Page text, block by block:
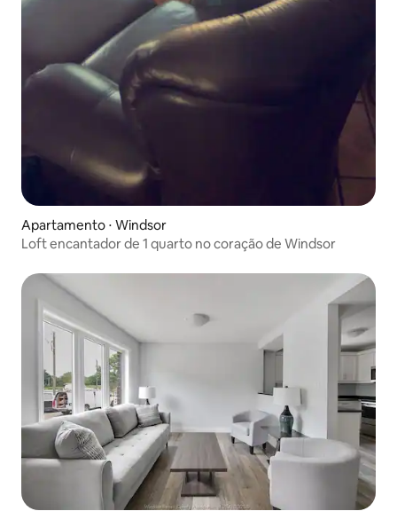
Apartamento ⋅ Windsor
Loft encantador de 1 quarto no coração de Windsor